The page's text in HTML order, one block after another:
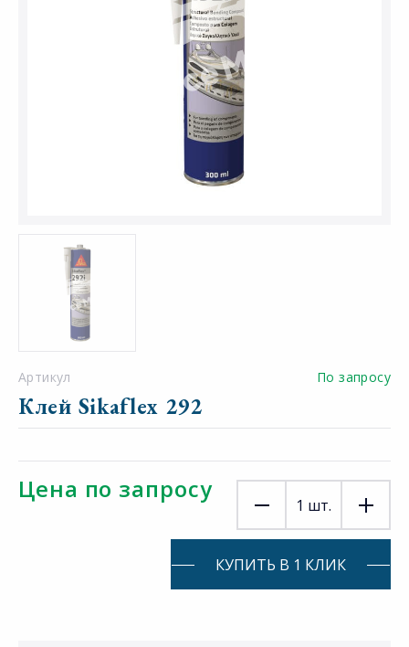
Артикул По запросу
Клей Sikaflex 292
Цена по запросу
1 шт.
КУПИТЬ В 1 КЛИК